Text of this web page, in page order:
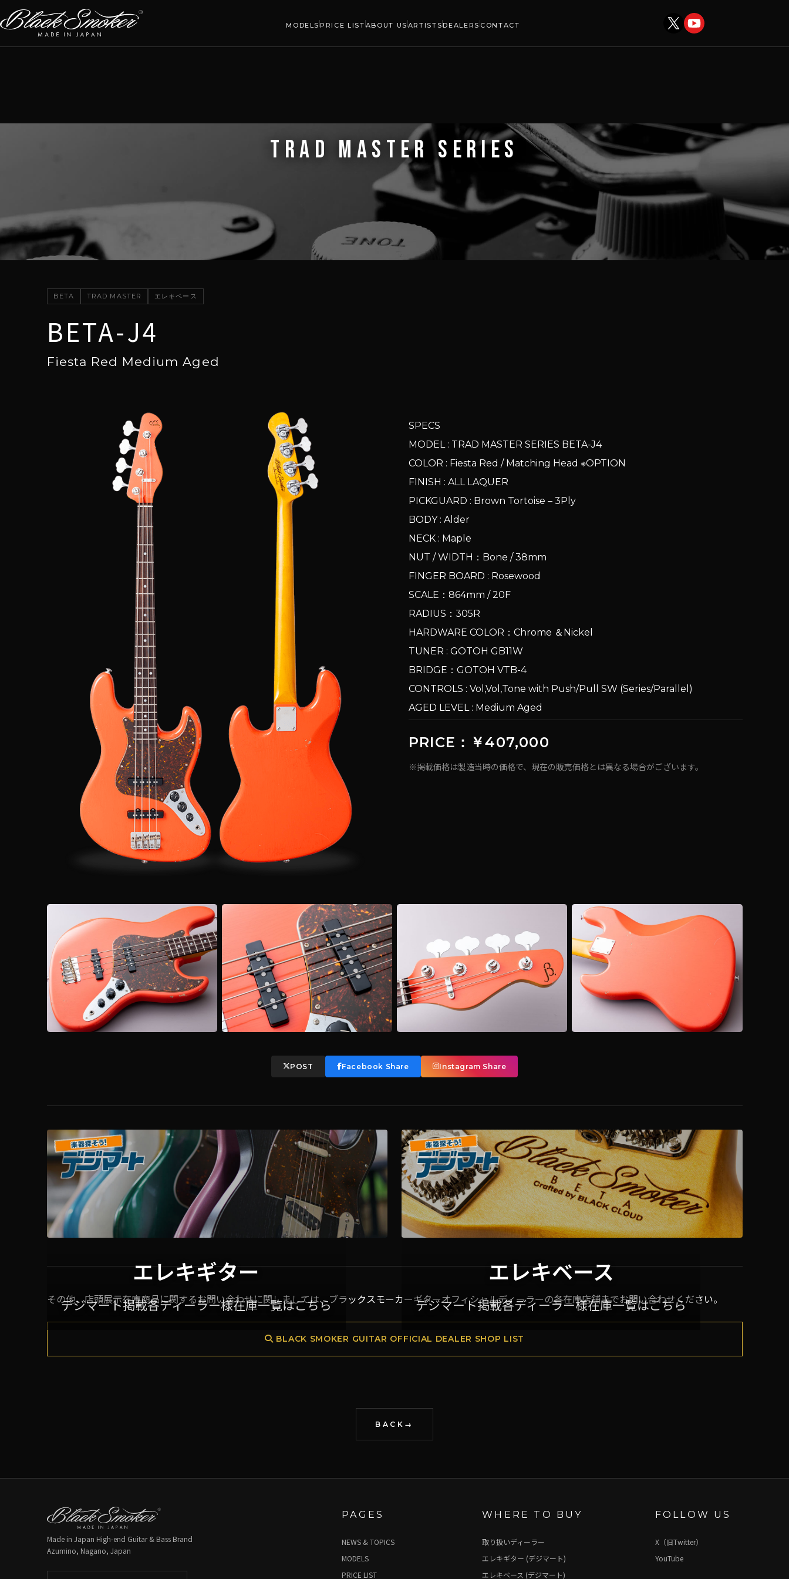
MODELS PRICE LIST ABOUT US ARTISTSDEALERS CONTACT
TRAD MASTER SERIES
BETA TRAD MASTER エレキベース
BETA-J4
Fiesta Red Medium Aged
SPECS
MODEL : TRAD MASTER SERIES BETA-J4
COLOR : Fiesta Red / Matching Head ※OPTION
FINISH : ALL LAQUER
PICKGUARD : Brown Tortoise – 3Ply
BODY : Alder
NECK : Maple
NUT / WIDTH：Bone / 38mm
FINGER BOARD : Rosewood
SCALE：864mm / 20F
RADIUS：305R
HARDWARE COLOR：Chrome ＆Nickel
TUNER : GOTOH GB11W
BRIDGE：GOTOH VTB-4
CONTROLS : Vol,Vol,Tone with Push/Pull SW (Series/Parallel)
AGED LEVEL : Medium Aged
PRICE：￥407,000
※掲載価格は製造当時の価格で、現在の販売価格とは異なる場合がございます。
POST Facebook Share Instagram Share
エレキギター
デジマート掲載各ディーラー様在庫一覧はこちら
エレキベース
デジマート掲載各ディーラー様在庫一覧はこちら
その他、店頭展示在庫商品に関するお問い合わせに関しましては、ブラックスモーカーギターオフィシャルディーラーの各在庫店舗までお問い合わせください。
BLACK SMOKER GUITAR OFFICIAL DEALER SHOP LIST
BACK
Made in Japan High-end Guitar & Bass Brand
Azumino, Nagano, Japan
PAGES
NEWS & TOPICS
MODELS
PRICE LIST
WHERE TO BUY
取り扱いディーラー
エレキギター (デジマート)
エレキベース (デジマート)
FOLLOW US
X（旧Twitter）
YouTube